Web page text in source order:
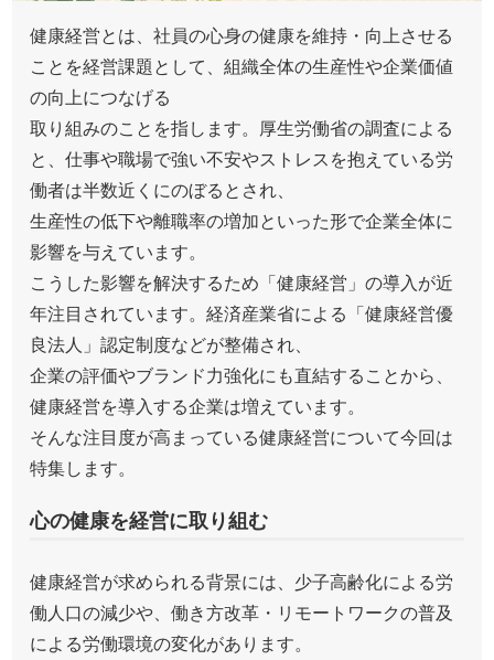
健康経営とは、社員の心身の健康を維持・向上させる
ことを経営課題として、組織全体の生産性や企業価値
の向上につなげる
取り組みのことを指します。厚生労働省の調査による
と、仕事や職場で強い不安やストレスを抱えている労
働者は半数近くにのぼるとされ、
生産性の低下や離職率の増加といった形で企業全体に
影響を与えています。
こうした影響を解決するため「健康経営」の導入が近
年注目されています。経済産業省による「健康経営優
良法人」認定制度などが整備され、
企業の評価やブランド力強化にも直結することから、
健康経営を導入する企業は増えています。
そんな注目度が高まっている健康経営について今回は
特集します。
心の健康を経営に取り組む
健康経営が求められる背景には、少子高齢化による労
働人口の減少や、働き方改革・リモートワークの普及
による労働環境の変化があります。